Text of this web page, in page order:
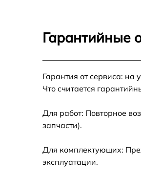
Замена фильтров
Ремонт платы
Чистка от кофейных
CM470101
Гарантийные
Гарантия от сервиса:
Что считается
Для работ: Повторное
запчасти).
Для комплектующих:
эксплуатации.